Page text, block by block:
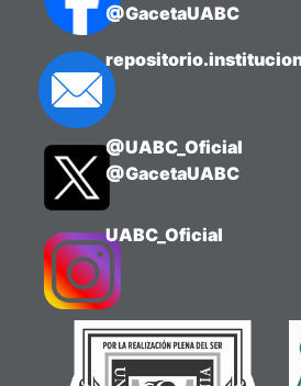
@GacetaUABC
@UABC_Oficial
@GacetaUABC
UABC_Oficial